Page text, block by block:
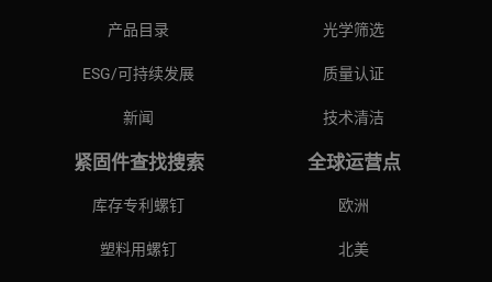
产品目录
ESG/可持续发展
新闻
紧固件查找搜索
库存专利螺钉
塑料用螺钉
光学筛选
质量认证
技术清洁
全球运营点
欧洲
北美